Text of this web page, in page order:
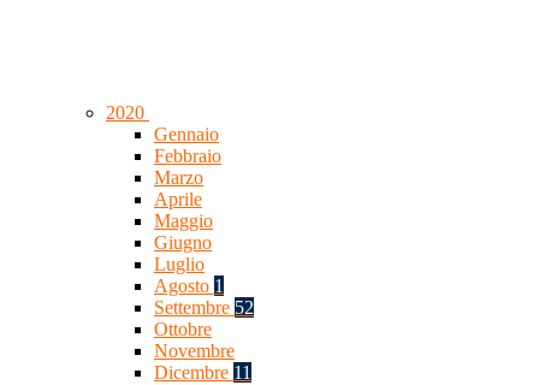
2020
Gennaio
Febbraio
Marzo
Aprile
Maggio
Giugno
Luglio
Agosto 1
Settembre 52
Ottobre
Novembre
Dicembre 11